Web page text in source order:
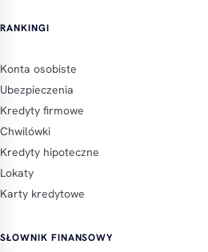
RANKINGI
Konta osobiste
Ubezpieczenia
Kredyty firmowe
Chwilówki
Kredyty hipoteczne
Lokaty
Karty kredytowe
SŁOWNIK FINANSOWY